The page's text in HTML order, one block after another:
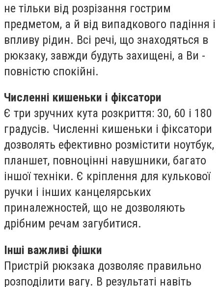
не тільки від розрізання гострим
предметом, а й від випадкового падіння і
впливу рідин. Всі речі, що знаходяться в
рюкзаку, завжди будуть захищені, а Ви -
повністю спокійні.
Численні кишеньки і фіксатори
Є три зручних кута розкриття: 30, 60 і 180
градусів. Численні кишеньки і фіксатори
дозволять ефективно розмістити ноутбук,
планшет, повноцінні навушники, багато
іншої техніки. Є кріплення для кулькової
ручки і інших канцелярських
приналежностей, що не дозволяють
дрібним речам загубитися.
Інші важливі фішки
Пристрій рюкзака дозволяє правильно
розподілити вагу. В результаті навіть